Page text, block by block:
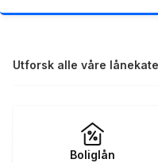
Utforsk alle våre
Boliglån